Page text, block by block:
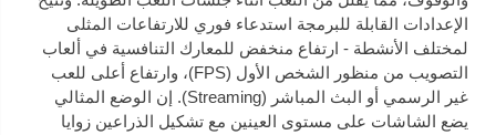
الإعدادات القابلة للبرمجة استدعاء فوري للارتفاعات المثلى
لمختلف الأنشطة - ارتفاع منخفض للمعارك التنافسية في ألعاب
التصويب من منظور الشخص الأول (FPS)، وارتفاع أعلى للعب
غير الرسمي أو البث المباشر (Streaming). إن الوضع المثالي
يضع الشاشات على مستوى العينين مع تشكيل الذراعين زوايا